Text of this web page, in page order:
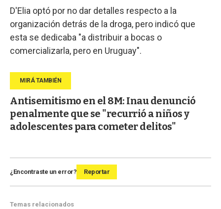
D'Elia optó por no dar detalles respecto a la
organización detrás de la droga, pero indicó que
esta se dedicaba "a distribuir a bocas o
comercializarla, pero en Uruguay".
Antisemitismo en el 8M: Inau denunció
penalmente que se "recurrió a niños y
adolescentes para cometer delitos"
¿Encontraste un error? Reportar
Temas relacionados